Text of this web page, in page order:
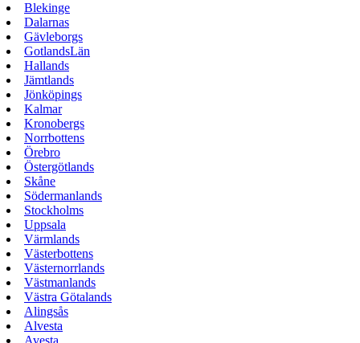
Blekinge
Dalarnas
Gävleborgs
GotlandsLän
Hallands
Jämtlands
Jönköpings
Kalmar
Kronobergs
Norrbottens
Örebro
Östergötlands
Skåne
Södermanlands
Stockholms
Uppsala
Värmlands
Västerbottens
Västernorrlands
Västmanlands
Västra Götalands
Alingsås
Alvesta
Avesta